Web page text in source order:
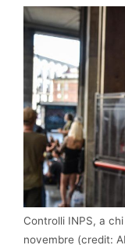
Controlli INPS, a
novembre (credit: